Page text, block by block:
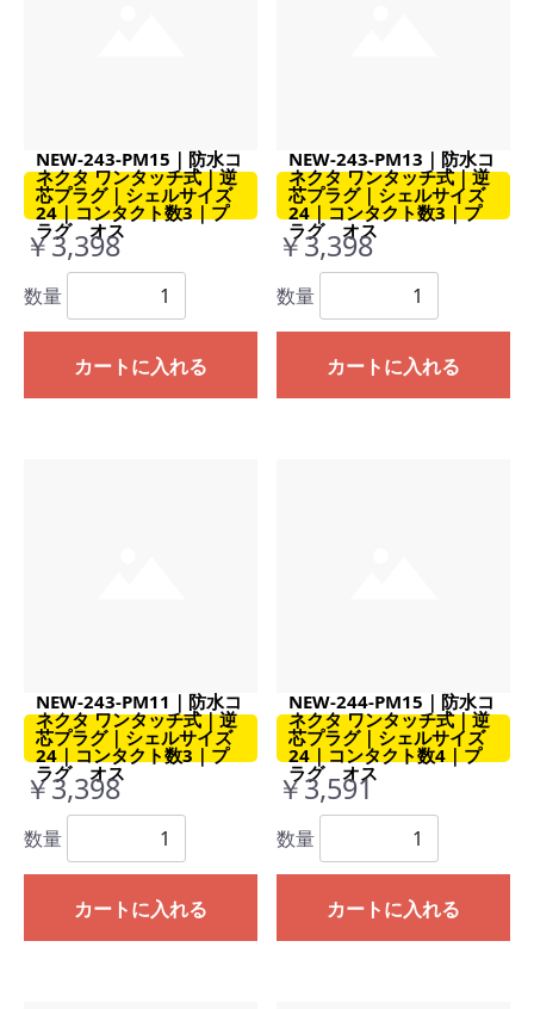
NEW-243-PM15｜防水コ
ネクタ ワンタッチ式｜逆
芯プラグ｜シェルサイズ
24｜コンタクト数3｜プ
ラグ オス
￥3,398
数量
カートに入れる
NEW-243-PM13｜防水コ
ネクタ ワンタッチ式｜逆
芯プラグ｜シェルサイズ
24｜コンタクト数3｜プ
ラグ オス
￥3,398
数量
カートに入れる
NEW-243-PM11｜防水コ
ネクタ ワンタッチ式｜逆
芯プラグ｜シェルサイズ
24｜コンタクト数3｜プ
ラグ オス
￥3,398
数量
カートに入れる
NEW-244-PM15｜防水コ
ネクタ ワンタッチ式｜逆
芯プラグ｜シェルサイズ
24｜コンタクト数4｜プ
ラグ オス
￥3,591
数量
カートに入れる